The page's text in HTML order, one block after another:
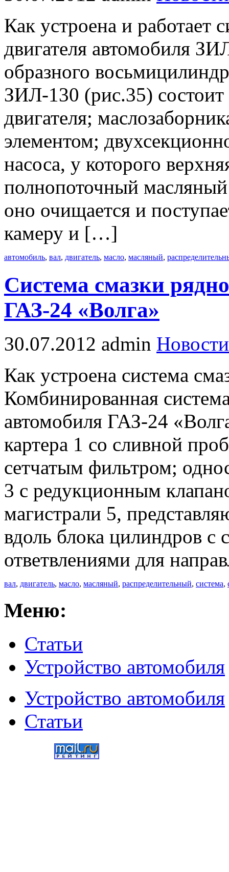
Как устроена и работает
двигателя автомобиля
образного
ЗИЛ-130 (рис.35) состоит
двигателя;
элементом;
насоса, у которого
полнопоточный
оно очищается и
камеру и […]
автомобиль, вал, двигатель, масло, масляный,
Система смазки
ГАЗ-24 «Волга»
30.07.2012 admin Новости
Как устроена система
Комбинированная
автомобиля ГАЗ-24
картера 1 со сливной
сетчатым фильтром;
3 с редукционным
магистрали 5,
вдоль блока цилиндров с
ответвлениями для
вал, двигатель, масло, масляный, распределительный, система,
Меню:
Статьи
Устройство автомобиля
Устройство автомобиля
Статьи